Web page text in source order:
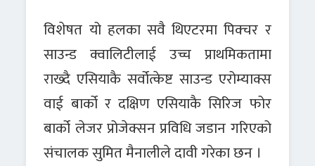
विशेषत यो हलका सवै थिएटरमा पिक्चर र
साउन्ड क्वालिटीलाई उच्च प्राथमिकतामा
राख्दै एसियाकै सर्वोत्केष्ट साउन्ड एरोम्याक्स
वाई बार्को र दक्षिण एसियाकै सिरिज फोर
बार्को लेजर प्रोजेक्सन प्रविधि जडान गरिएको
संचालक सुमित मैनालीले दावी गरेका छन ।